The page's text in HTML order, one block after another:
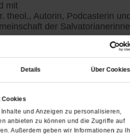
Details Über Cookies
Cookies
und Anzeigen zu personalisieren,
anbieten zu können und die Zugriffe auf
Außerdem geben wir Informationen zu
mit
theol., Autorin, Podcasterin
der
theol., Priester und Autor,
Evangelium«
Drobinski,
sich über den Chat